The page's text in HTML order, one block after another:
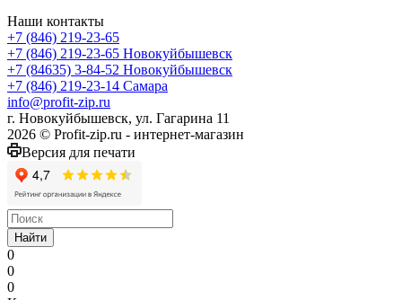
Наши контакты
+7 (846) 219-23-65
+7 (846) 219-23-65 Новокуйбышевск
+7 (84635) 3-84-52 Новокуйбышевск
+7 (846) 219-23-14 Самара
info@profit-zip.ru
г. Новокуйбышевск, ул. Гагарина 11
2026 © Profit-zip.ru - интернет-магазин
Версия для печати
Найти
0
0
0